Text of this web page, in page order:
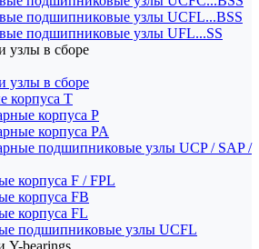
подшипниковые узлы UCFL...BSS
подшипниковые узлы UFL...SS
узлы в сборе
узлы в сборе
корпуса T
корпуса P
корпуса PA
подшипниковые узлы UCP / SAP /
корпуса F / FPL
корпуса FB
корпуса FL
подшипниковые узлы UCFL
Y-bearings